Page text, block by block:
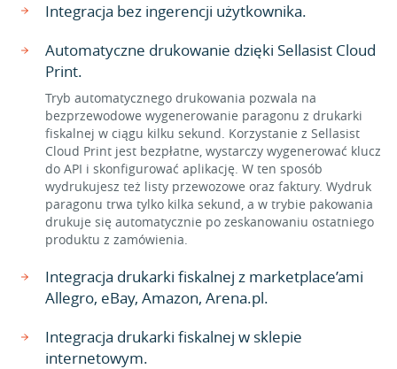
Integracja bez ingerencji użytkownika.
Automatyczne drukowanie dzięki Sellasist Cloud
Print.
Tryb automatycznego drukowania pozwala na
bezprzewodowe wygenerowanie paragonu z drukarki
fiskalnej w ciągu kilku sekund. Korzystanie z Sellasist
Cloud Print jest bezpłatne, wystarczy wygenerować klucz
do API i skonfigurować aplikację. W ten sposób
wydrukujesz też listy przewozowe oraz faktury. Wydruk
paragonu trwa tylko kilka sekund, a w trybie pakowania
drukuje się automatycznie po zeskanowaniu ostatniego
produktu z zamówienia.
Integracja drukarki fiskalnej z marketplace’ami
Allegro, eBay, Amazon, Arena.pl.
Integracja drukarki fiskalnej w sklepie
internetowym.